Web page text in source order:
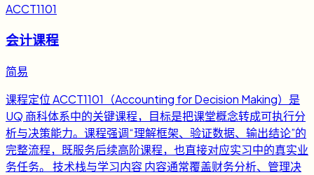
ACCT1101
会计课程
简易
课程定位 ACCT1101（Accounting for Decision Making）是
UQ 商科体系中的关键课程，目标是把课堂概念转成可执行分
析与决策能力。课程强调“理解框架、验证数据、输出结论”的
完整流程，既服务后续高阶课程，也直接对应实习中的真实业
务任务。 技术栈与学习内容 内容通常覆盖财务分析、管理决